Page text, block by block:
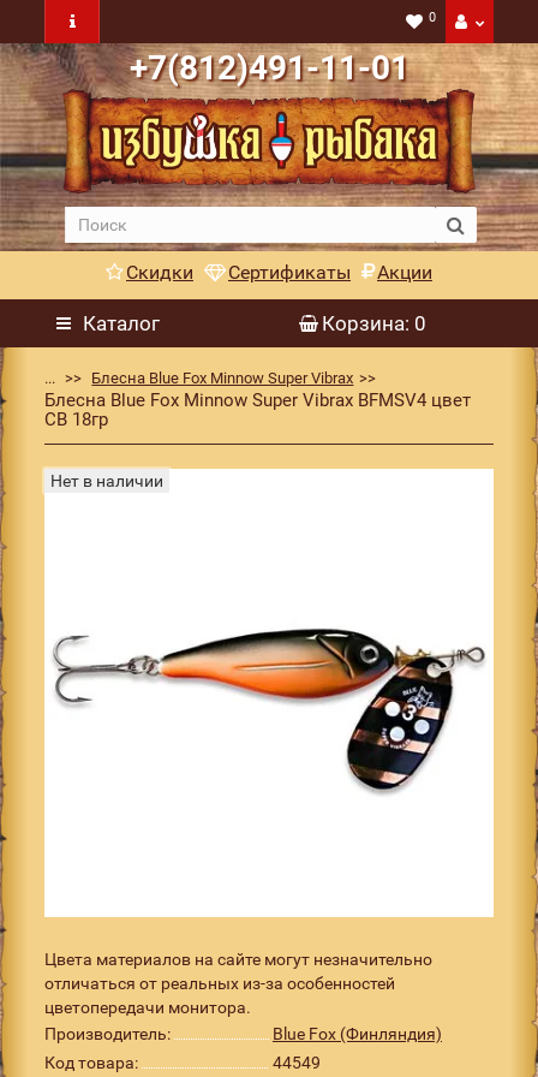
0
+7(812)491-11-01
Скидки Сертификаты Акции
Каталог Корзина: 0
... Блесна Blue Fox Minnow Super Vibrax
Блесна Blue Fox Minnow Super Vibrax BFMSV4 цвет
CB 18гр
Нет в наличии
Цвета материалов на сайте могут незначительно
отличаться от реальных из-за особенностей
цветопередачи монитора.
Производитель:
Blue Fox (Финляндия)
Код товара:
44549